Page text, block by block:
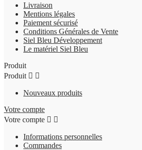
Livraison
Mentions légales
Paiement sécurisé
Conditions Générales de Vente
Siel Bleu Développement
Le matériel Siel Bleu
Produit
Produit  
Nouveaux produits
Votre compte
Votre compte  
Informations personnelles
Commandes